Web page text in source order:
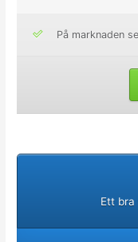
På marknaden
Ett bra